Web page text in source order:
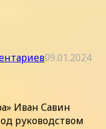
09.01.2024
Иван Савин
руководством